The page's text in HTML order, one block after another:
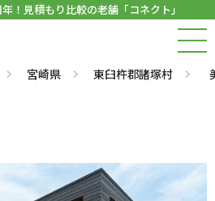
！見積もり比較の老舗「コネクト」
宮崎県 東臼杵郡諸塚村